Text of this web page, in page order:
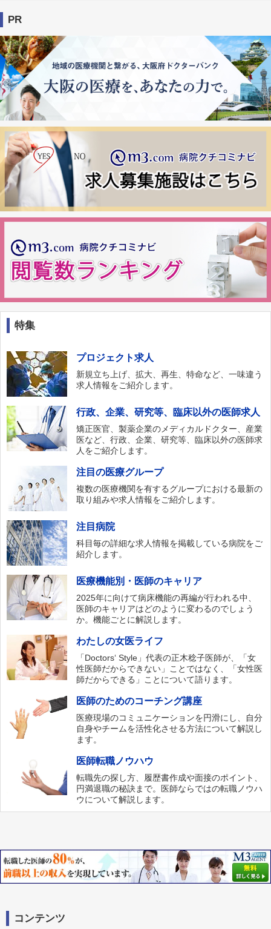
PR
特集
プロジェクト求人
新規立ち上げ、拡大、再生、特命など、一味違う
求人情報をご紹介します。
行政、企業、研究等、臨床以外の医師求人
矯正医官、製薬企業のメディカルドクター、産業
医など、行政、企業、研究等、臨床以外の医師求
人をご紹介します。
注目の医療グループ
複数の医療機関を有するグループにおける最新の
取り組みや求人情報をご紹介します。
注目病院
科目毎の詳細な求人情報を掲載している病院をご
紹介します。
医療機能別・医師のキャリア
2025年に向けて病床機能の再編が行われる中、
医師のキャリアはどのように変わるのでしょう
か。機能ごとに解説します。
わたしの女医ライフ
「Doctors‘ Style」代表の正木稔子医師が、「女
性医師だからできない」ことではなく、「女性医
師だからできる」ことについて語ります。
医師のためのコーチング講座
医療現場のコミュニケーションを円滑にし、自分
自身やチームを活性化させる方法について解説し
ます。
医師転職ノウハウ
転職先の探し方、履歴書作成や面接のポイント、
円満退職の秘訣まで。医師ならではの転職ノウハ
ウについて解説します。
コンテンツ